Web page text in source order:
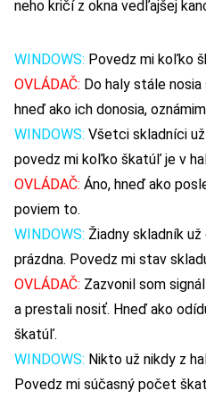
neho kričí z okna vedľajšej
WINDOWS: Povedz mi koľko
OVLÁDAČ: Do haly stále
hneď ako ich donosia,
WINDOWS: Všetci skladníci
povedz mi koľko škatúľ je v
OVLÁDAČ: Áno, hneď ako
poviem to.
WINDOWS: Žiadny skladník
prázdna. Povedz mi stav
OVLÁDAČ: Zazvonil som
a prestali nosiť. Hneď ako
škatúľ.
WINDOWS: Nikto už nikdy z
Povedz mi súčasný počet